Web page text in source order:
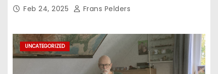
Feb 24, 2025 Frans Pelders
UNCATEGORIZED